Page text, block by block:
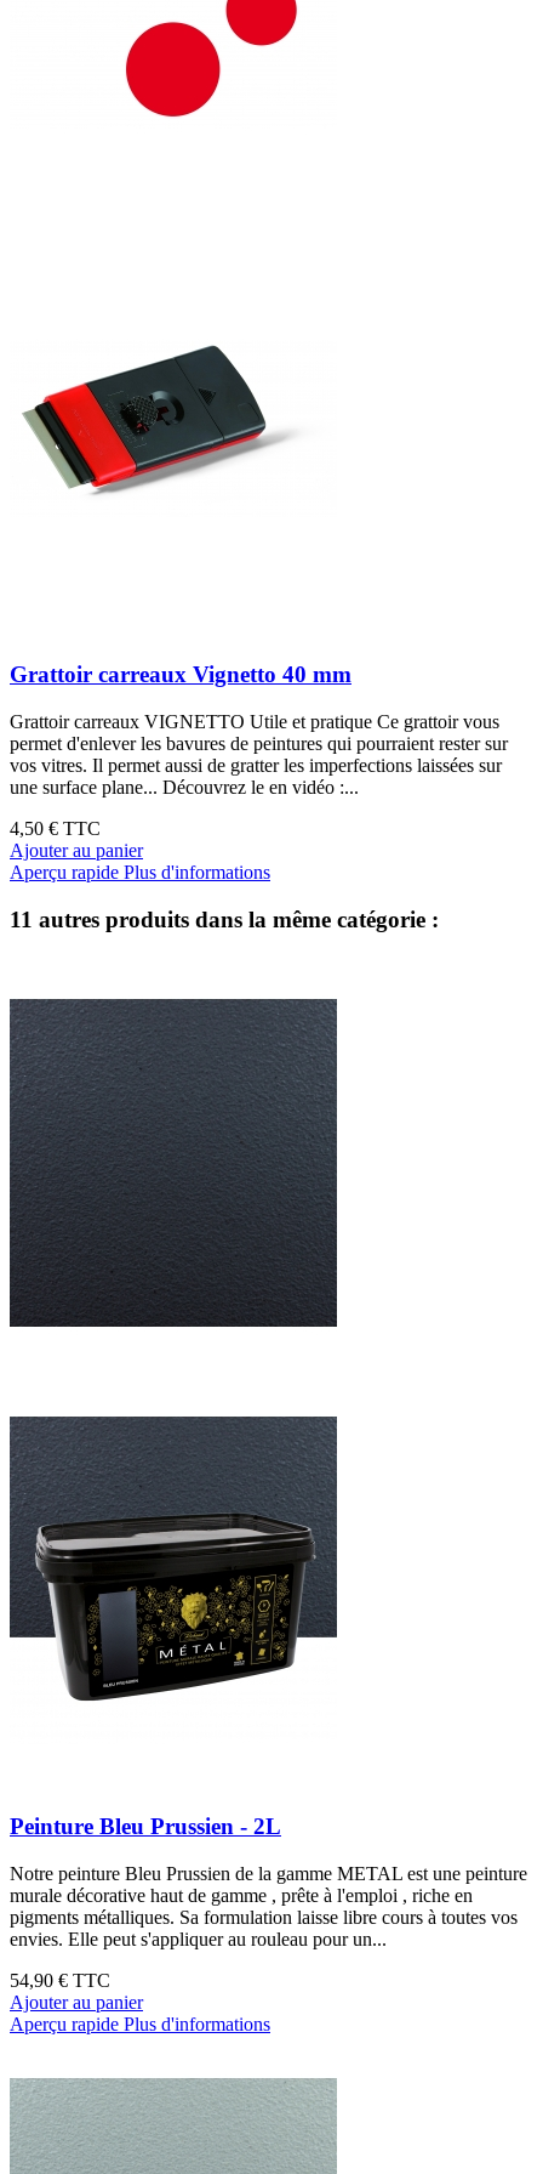
Grattoir carreaux Vignetto 40 mm
Grattoir carreaux VIGNETTO Utile et pratique Ce grattoir vous
permet d'enlever les bavures de peintures qui pourraient rester sur
vos vitres. Il permet aussi de gratter les imperfections laissées sur
une surface plane... Découvrez le en vidéo :...
4,50 € TTC
Ajouter au panier
Aperçu rapide Plus d'informations
11 autres produits dans la même catégorie :
Peinture Bleu Prussien - 2L
Notre peinture Bleu Prussien de la gamme METAL est une peinture
murale décorative haut de gamme , prête à l'emploi , riche en
pigments métalliques. Sa formulation laisse libre cours à toutes vos
envies. Elle peut s'appliquer au rouleau pour un...
54,90 € TTC
Ajouter au panier
Aperçu rapide Plus d'informations